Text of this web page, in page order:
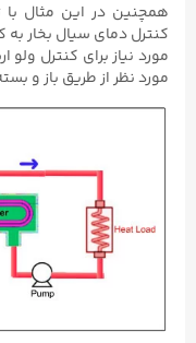
همچنین در این مثال
کنترل دمای سیال بخار
مورد نیاز برای کنترل
مورد نظر از طریق باز و